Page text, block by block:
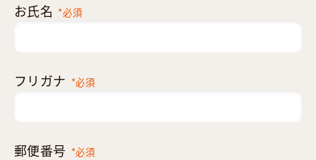
お氏名 *必須
フリガナ *必須
郵便番号 *必須